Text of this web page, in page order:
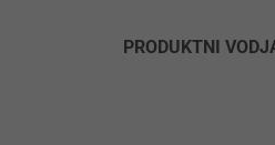
PRODUKTNI